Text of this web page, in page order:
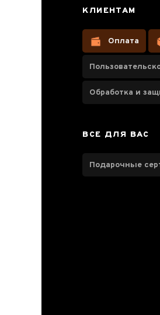
Отзывы чаеманов
КЛИЕНТАМ
Оплата
Обработка и
ВСЕ ДЛЯ ВАС
Подарочные